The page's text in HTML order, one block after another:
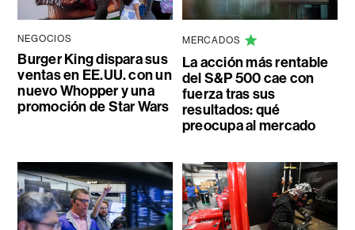
NEGOCIOS
Burger King dispara sus
ventas en EE.UU. con un
nuevo Whopper y una
promoción de Star Wars
MERCADOS
La acción más rentable
del S&P 500 cae con
fuerza tras sus
resultados: qué
preocupa al mercado